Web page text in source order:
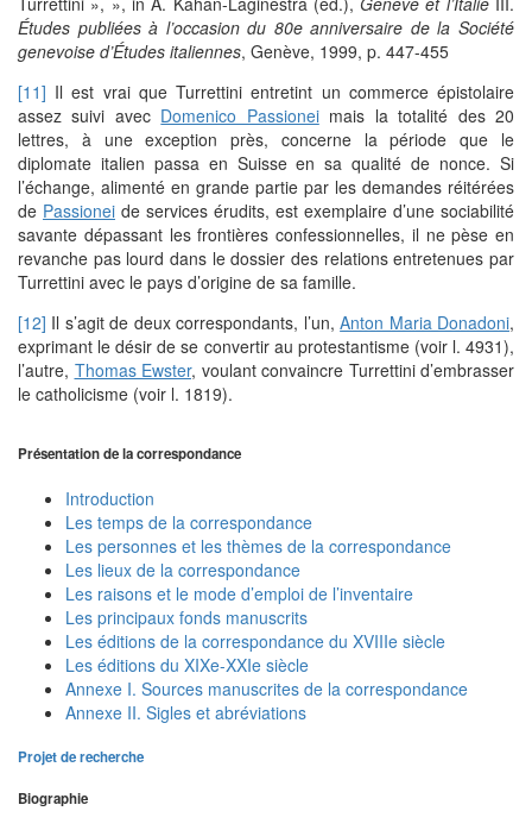
Études publiées à l’occasion du 80e anniversaire de la Société
genevoise d’Études italiennes, Genève, 1999, p. 447-455
[11] Il est vrai que Turrettini entretint un commerce épistolaire
assez suivi avec Domenico Passioneimais la totalité des 20
lettres, à une exception près, concerne la période que le
diplomate italien passa en Suisse en sa qualité de nonce. Si
l’échange, alimenté en grande partie par les demandes réitérées
de Passionei de services érudits, est exemplaire d’une sociabilité
savante dépassant les frontières confessionnelles, il ne pèse en
revanche pas lourd dans le dossier des relations entretenues par
Turrettini avec le pays d’origine de sa famille.
[12] Il s’agit de deux correspondants, l’un,Anton Maria Donadoni,
exprimant le désir de se convertir au protestantisme (voir l. 4931),
l’autre, Thomas Ewster, voulant convaincre Turrettini d’embrasser
le catholicisme (voir l. 1819).
Présentation de la correspondance
Introduction
Les temps de la correspondance
Les personnes et les thèmes de la correspondance
Les lieux de la correspondance
Les raisons et le mode d’emploi de l’inventaire
Les principaux fonds manuscrits
Les éditions de la correspondance du XVIIIe siècle
Les éditions du XIXe-XXIe siècle
Annexe I. Sources manuscrites de la correspondance
Annexe II. Sigles et abréviations
Projet de recherche
Biographie